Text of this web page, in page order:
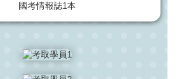
國考情報誌1本